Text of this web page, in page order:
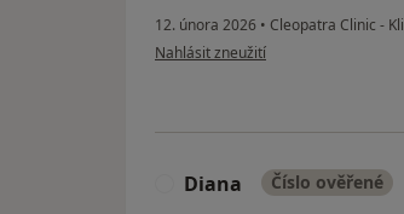
12. února 2026 • Cleopatra Clinic -
podle názoru uživatele Kamila
Nahlásit zneužití
Diana Číslo ověřené